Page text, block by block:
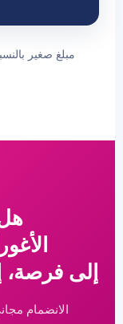
مبلغ صغير
إلى فرصة،
الانضمام